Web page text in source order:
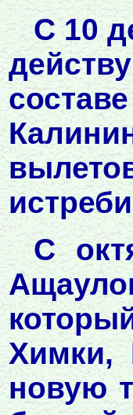
С 10
С
Химки,
новую